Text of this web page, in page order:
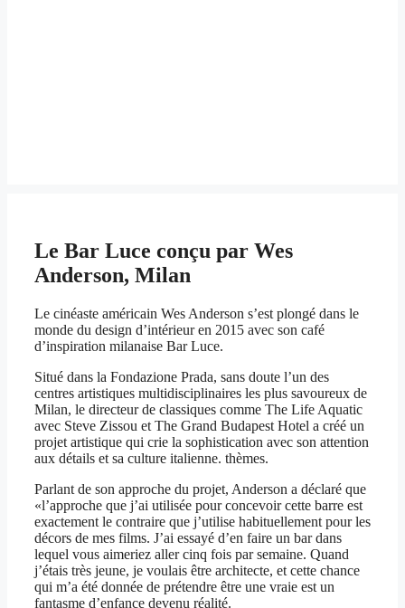
Le Bar Luce conçu par Wes
Anderson, Milan
Le cinéaste américain Wes Anderson s’est plongé dans le
monde du design d’intérieur en 2015 avec son café
d’inspiration milanaise Bar Luce.
Situé dans la Fondazione Prada, sans doute l’un des
centres artistiques multidisciplinaires les plus savoureux de
Milan, le directeur de classiques comme The Life Aquatic
avec Steve Zissou et The Grand Budapest Hotel a créé un
projet artistique qui crie la sophistication avec son attention
aux détails et sa culture italienne. thèmes.
Parlant de son approche du projet, Anderson a déclaré que
«l’approche que j’ai utilisée pour concevoir cette barre est
exactement le contraire que j’utilise habituellement pour les
décors de mes films. J’ai essayé d’en faire un bar dans
lequel vous aimeriez aller cinq fois par semaine. Quand
j’étais très jeune, je voulais être architecte, et cette chance
qui m’a été donnée de prétendre être une vraie est un
fantasme d’enfance devenu réalité.